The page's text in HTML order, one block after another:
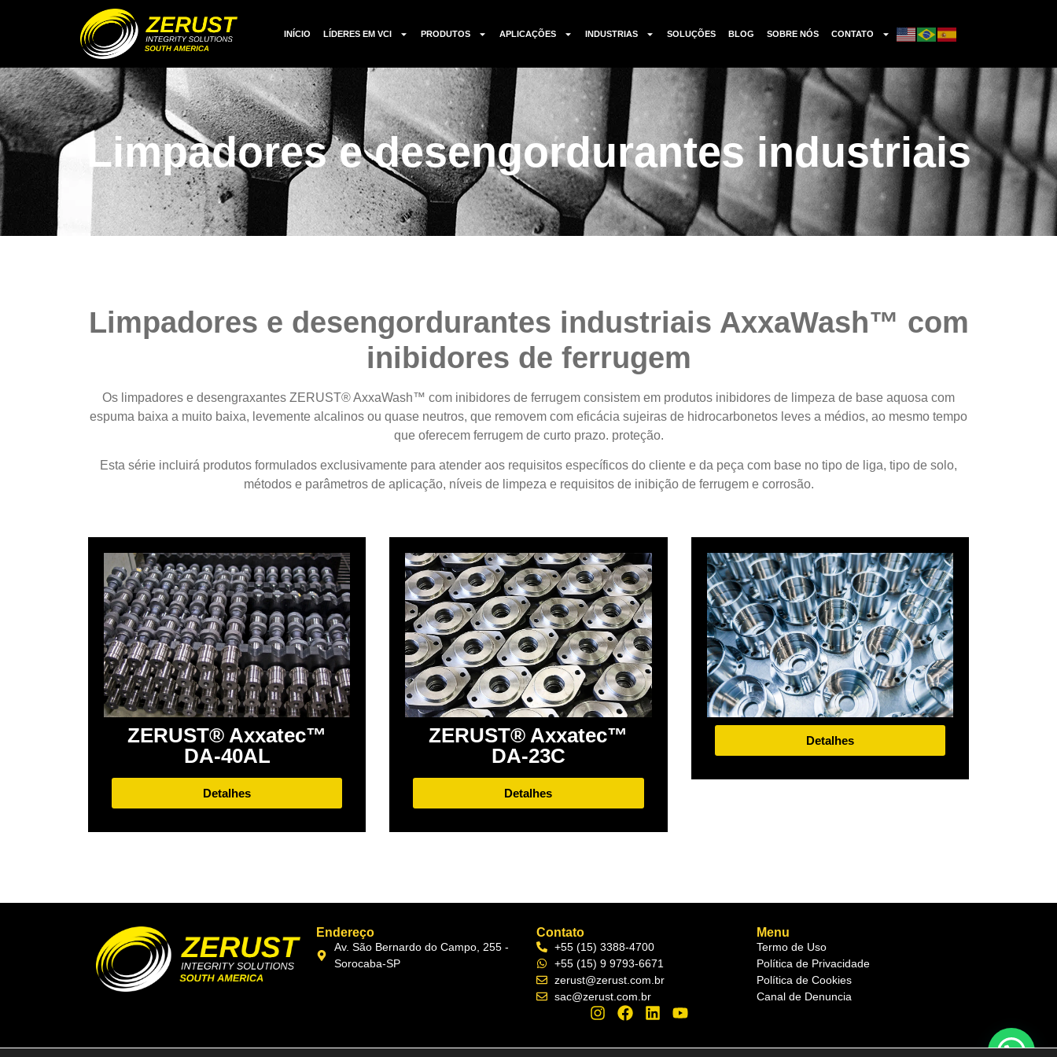
INÍCIO LÍDERES EM VCI PRODUTOS APLICAÇÕES INDUSTRIAS SOLUÇÕES BLOG SOBRE NÓS CONTATO
Limpadores e desengordurantes industriais
Limpadores e desengordurantes industriais AxxaWash™ com
inibidores de ferrugem
Os limpadores e desengraxantes ZERUST® AxxaWash™ com inibidores de ferrugem consistem em produtos inibidores de limpeza de base aquosa com
espuma baixa a muito baixa, levemente alcalinos ou quase neutros, que removem com eficácia sujeiras de hidrocarbonetos leves a médios, ao mesmo tempo
que oferecem ferrugem de curto prazo. proteção.
Esta série incluirá produtos formulados exclusivamente para atender aos requisitos específicos do cliente e da peça com base no tipo de liga, tipo de solo,
métodos e parâmetros de aplicação, níveis de limpeza e requisitos de inibição de ferrugem e corrosão.
ZERUST® Axxatec™
DA-40AL
Detalhes
ZERUST® Axxatec™
DA-23C
Detalhes
Detalhes
Endereço
Av. São Bernardo do Campo, 255 -
Sorocaba-SP
Contato
+55 (15) 3388-4700
+55 (15) 9 9793-6671
zerust@zerust.com.br
sac@zerust.com.br
Menu
Termo de Uso
Política de Privacidade
Política de Cookies
Canal de Denuncia